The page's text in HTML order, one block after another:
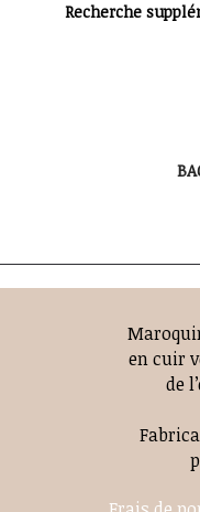
Recherche
en cuir
de